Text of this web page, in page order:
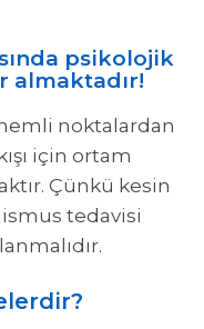
psikolojik
almaktadır!
noktalardan
için ortam
Çünkü kesin
tedavisi